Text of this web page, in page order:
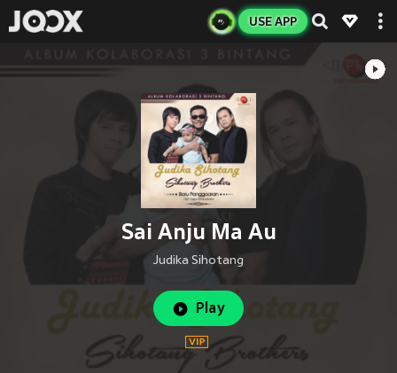
USE APP
Sai Anju Ma Au
Judika Sihotang
Play